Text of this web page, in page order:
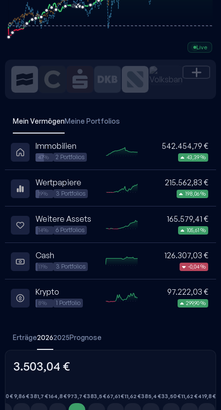
Live
Mein VermögenMeine Portfolios
Immobilien 542.454,79 €
47% 2 Portfolios 43,39 %
Wertpapiere 215.562,83 €
19% 3 Portfolios 198,06 %
Weitere Assets 165.579,41 €
14% 6 Portfolios 105,61 %
Cash 126.307,03 €
11% 3 Portfolios -0,04 %
Krypto 97.222,03 €
8% 1 Portfolio 299,90 %
Erträge20262025Prognose
3.503,04 €
€ 9,86 €381,7 €164,8 €973,7 €383,5 €67,61 €11,62 €385,4 €33,50 €11,62 €419,8 €